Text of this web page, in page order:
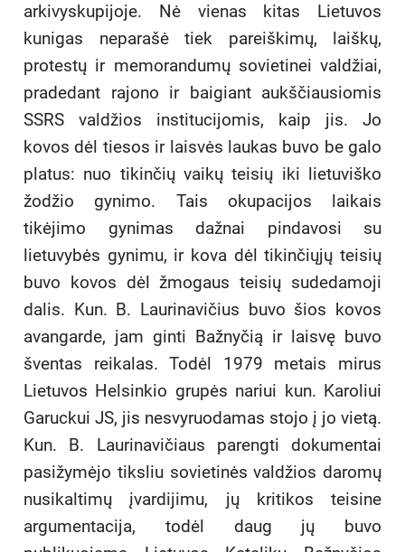
arkivyskupijoje. Nė vienas kitas Lietuvos
kunigas neparašė tiek pareiškimų, laiškų,
protestų ir memorandumų sovietinei valdžiai,
pradedant rajono ir baigiant aukščiausiomis
SSRS valdžios institucijomis, kaip jis. Jo
kovos dėl tiesos ir laisvės laukas buvo be galo
platus: nuo tikinčių vaikų teisių iki lietuviško
žodžio gynimo. Tais okupacijos laikais
tikėjimo gynimas dažnai pindavosi su
lietuvybės gynimu, ir kova dėl tikinčiųjų teisių
buvo kovos dėl žmogaus teisių sudedamoji
dalis. Kun. B. Laurinavičius buvo šios kovos
avangarde, jam ginti Bažnyčią ir laisvę buvo
šventas reikalas. Todėl 1979 metais mirus
Lietuvos Helsinkio grupės nariui kun. Karoliui
Garuckui JS, jis nesvyruodamas stojo į jo vietą.
Kun. B. Laurinavičiaus parengti dokumentai
pasižymėjo tiksliu sovietinės valdžios daromų
nusikaltimų įvardijimu, jų kritikos teisine
argumentacija, todėl daug jų buvo